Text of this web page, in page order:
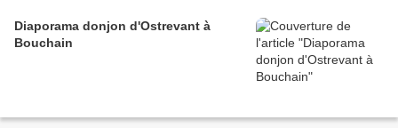
Diaporama donjon d'Ostrevant à
Bouchain